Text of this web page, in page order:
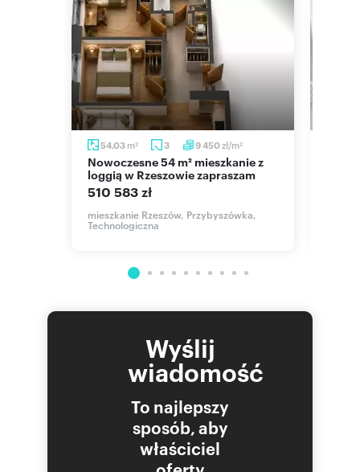
54,03 m2 3 9 450zł/m2
Nowoczesne 54 m² mieszkanie z
loggią w Rzeszowie zapraszam
510 583 zł
mieszkanie Rzeszów, Przybyszówka,
Technologiczna
Wyślij
wiadomość
To najlepszy
sposób, aby
właściciel